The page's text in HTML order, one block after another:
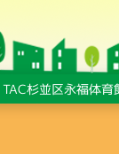
TAC杉並区永福体育